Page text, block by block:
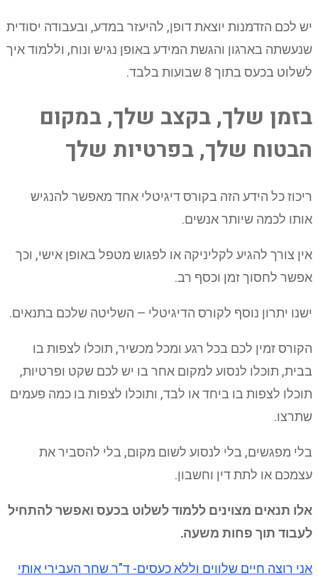
יש לכם הזדמנות יוצאת דופן, להיעזר במדע, ובעבודה יסודית
שנעשתה בארגון והגשת המידע באופן נגיש ונוח, וללמוד איך
לשלוט בכעס בתוך 8 שבועות בלבד.
בזמן שלך, בקצב שלך, במקום
הבטוח שלך, בפרטיות שלך
ריכוז כל הידע הזה בקורס דיגיטלי אחד מאפשר להנגיש
אותו לכמה שיותר אנשים.
אין צורך להגיע לקליניקה או לפגוש מטפל באופן אישי, וכך
אפשר לחסוך זמן וכסף רב.
ישנו יתרון נוסף לקורס הדיגיטלי – השליטה שלכם בתנאים.
הקורס זמין לכם בכל רגע ומכל מכשיר, תוכלו לצפות בו
בבית, תוכלו לנסוע למקום אחר בו יש לכם שקט ופרטיות,
תוכלו לצפות בו ביחד או לבד, ותוכלו לצפות בו כמה פעמים
שתרצו.
בלי מפגשים, בלי לנסוע לשום מקום, בלי להסביר את
עצמכם או לתת דין וחשבון.
אלו תנאים מצוינים ללמוד לשלוט בכעס ואפשר להתחיל
לעבוד תוך פחות משעה.
אני רוצה חיים שלווים וללא כעסים- ד"ר שחר העבירי אותי